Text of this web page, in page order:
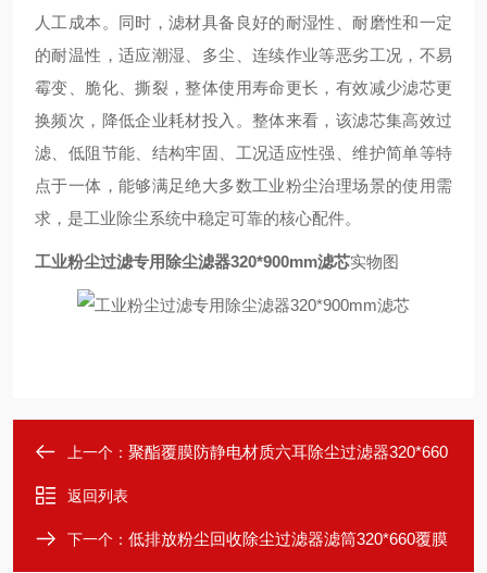
人工成本。同时，滤材具备良好的耐湿性、耐磨性和一定
的耐温性，适应潮湿、多尘、连续作业等恶劣工况，不易
霉变、脆化、撕裂，整体使用寿命更长，有效减少滤芯更
换频次，降低企业耗材投入。整体来看，该滤芯集高效过
滤、低阻节能、结构牢固、工况适应性强、维护简单等特
点于一体，能够满足绝大多数工业粉尘治理场景的使用需
求，是工业除尘系统中稳定可靠的核心配件。
工业粉尘过滤专用除尘滤器320*900mm滤芯实物图
上一个： 聚酯覆膜防静电材质六耳除尘过滤器320*660
返回列表
下一个： 低排放粉尘回收除尘过滤器滤筒320*660覆膜